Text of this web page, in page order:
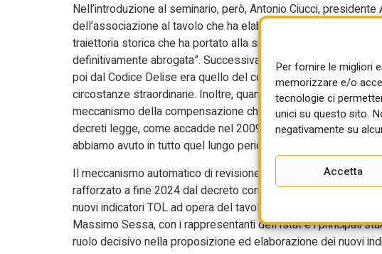
Per fornire le migliori
memorizzare e/o
tecnologie ci
unici su questo sito.
negativamente su
Accetta
Nell’introduzione al seminario, però, Antonio Ciucci,
dell’associazione al tavolo che ha elaborato da gennaio a
traiettoria storica che ha portato alla situazione attuale,
definitivamente abrogata”. Successivamente – ha ricordato
poi dal Codice Delise era quello del cosiddetto prezzo
circostanze straordinarie. Inoltre, quando queste circostanze
meccanismo della compensazione che aveva bisogno però di
decreti legge, come accadde nel 2009 per compensare gli
abbiamo avuto in tutto quel lungo periodo grandissime crisi di
Il meccanismo automatico di revisione prezzi è stato
rafforzato a fine 2024 dal decreto correttivo. Come ricordato
nuovi indicatori TOL ad opera del tavolo tecnico coordinato
Massimo Sessa, con i rappresentanti dell’Istat e i principali
ruolo decisivo nella proposizione ed elaborazione dei nuovi